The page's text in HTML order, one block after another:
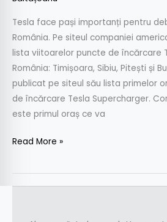
Tesla face pași importanți pentru
România. Pe siteul companiei
lista viitoarelor puncte de încărcare
România: Timișoara, Sibiu, Pitești și
publicat pe siteul său lista primelor
de încărcare Tesla Supercharger.
este primul oraș ce va
Read More »